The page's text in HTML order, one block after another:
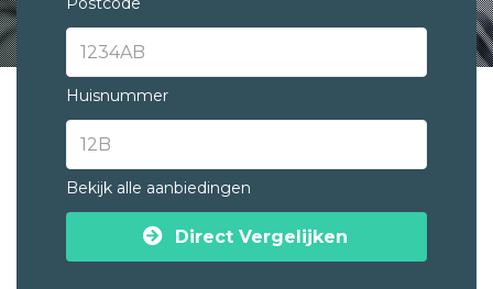
Huisnummer
Bekijk alle aanbiedingen
Direct Vergelijken